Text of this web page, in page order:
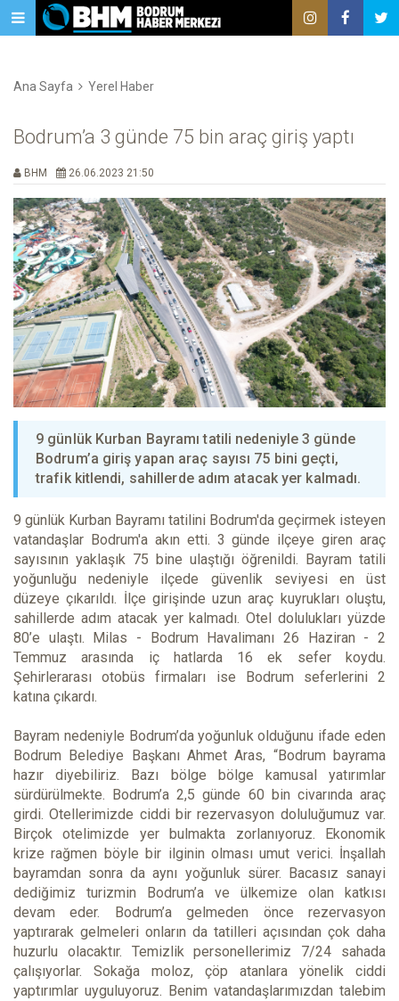
Ana Sayfa Yerel Haber
Bodrum’a 3 günde 75 bin araç giriş yaptı
BHM 26.06.2023 21:50
9 günlük Kurban Bayramı tatili nedeniyle 3 günde
Bodrum’a giriş yapan araç sayısı 75 bini geçti,
trafik kitlendi, sahillerde adım atacak yer kalmadı.
9 günlük Kurban Bayramı tatilini Bodrum'da geçirmek isteyen
vatandaşlar Bodrum'a akın etti. 3 günde ilçeye giren araç
sayısının yaklaşık 75 bine ulaştığı öğrenildi. Bayram tatili
yoğunluğu nedeniyle ilçede güvenlik seviyesi en üst
düzeye çıkarıldı. İlçe girişinde uzun araç kuyrukları oluştu,
sahillerde adım atacak yer kalmadı. Otel dolulukları yüzde
80’e ulaştı. Milas - Bodrum Havalimanı 26 Haziran - 2
Temmuz arasında iç hatlarda 16 ek sefer koydu.
Şehirlerarası otobüs firmaları ise Bodrum seferlerini 2
katına çıkardı.
Bayram nedeniyle Bodrum’da yoğunluk olduğunu ifade eden
Bodrum Belediye Başkanı Ahmet Aras, “Bodrum bayrama
hazır diyebiliriz. Bazı bölge bölge kamusal yatırımlar
sürdürülmekte. Bodrum’a 2,5 günde 60 bin civarında araç
girdi. Otellerimizde ciddi bir rezervasyon doluluğumuz var.
Birçok otelimizde yer bulmakta zorlanıyoruz. Ekonomik
krize rağmen böyle bir ilginin olması umut verici. İnşallah
bayramdan sonra da aynı yoğunluk sürer. Bacasız sanayi
dediğimiz turizmin Bodrum’a ve ülkemize olan katkısı
devam eder. Bodrum’a gelmeden önce rezervasyon
yaptırarak gelmeleri onların da tatilleri açısından çok daha
huzurlu olacaktır. Temizlik personellerimiz 7/24 sahada
çalışıyorlar. Sokağa moloz, çöp atanlara yönelik ciddi
yaptırımlar uyguluyoruz. Benim vatandaşlarımızdan talebim